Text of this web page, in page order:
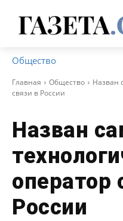
Общество
Главная Общество
Назван
связи в России
Назван
оператор
России